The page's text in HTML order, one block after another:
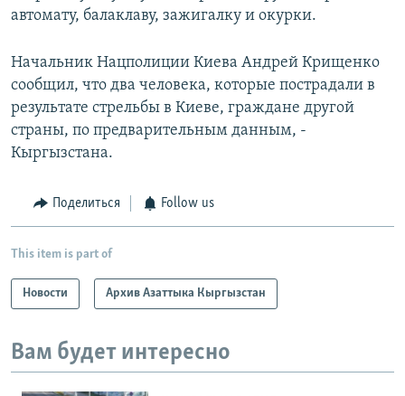
автомату, балаклаву, зажигалку и окурки.
Начальник Нацполиции Киева Андрей Крищенко
сообщил, что два человека, которые пострадали в
результате стрельбы в Киеве, граждане другой
страны, по предварительным данным, -
Кыргызстана.
Поделиться Follow us
This item is part of
Новости Архив Азаттыка Кыргызстан
Вам будет интересно